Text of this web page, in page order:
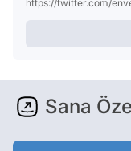
https://twitter.com/
Sana